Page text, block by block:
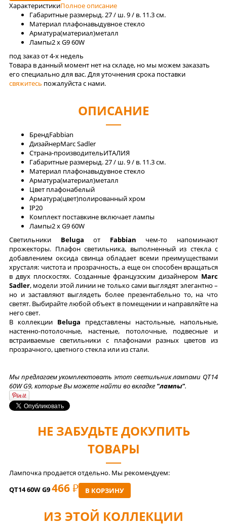
ХарактеристикиПолное описание
Габаритные размерыд. 27 / ш. 9 / в. 11.3 см.
Материал плафонавыдувное стекло
Арматура(материал)металл
Лaмпы2 x G9 60W
под заказ от 4-x недель
Товара в данный момент нет на складе, но мы можем заказать
его специально для вас. Для уточнения срока поставки
свяжитесь пожалуйста с нами.
ОПИСАНИЕ
БрендFabbian
ДизайнерMarc Sadler
Страна-производительИТАЛИЯ
Габаритные размерыд. 27 / ш. 9 / в. 11.3 см.
Материал плафонавыдувное стекло
Арматура(материал)металл
Цвет плафонабелый
Арматура(цвет)полированный хром
IP20
Комплект поставкине включает лампы
Лaмпы2 x G9 60W
Cветильники Beluga от Fabbian чем-то напоминают
прожекторы. Плафон светильника, выполненный из стекла с
добавлением оксида свинца обладает всеми преимуществами
хрусталя: чистота и прозрачность, а еще он способен вращаться
в двух плоскостях. Созданные французским дизайнером Marc
Sadler, модели этой линии не только сами выглядят элегантно –
но и заставляют выглядеть более презентабельно то, на что
светят. Выбирайте любой объект в помещении и направляйте на
него свет.
В коллекции Beluga представлены настольные, напольные,
настенно-потолочные, настеные, потолочные, подвесные и
встраиваемые светильники с плафонами разных цветов из
прозрачного, цветного стекла или из стали.
Мы предлагаем укомплектовать этот светильник лампами QT14
60W G9, которые Вы можете найти во вкладке "лампы".
НЕ ЗАБУДЬТЕ ДОКУПИТЬ
ТОВАРЫ
Лампочка продается отдельно. Мы рекомендуем:
QT14 60W G9466 РУБ В КОРЗИНУ
ИЗ ЭТОЙ КОЛЛЕКЦИИ